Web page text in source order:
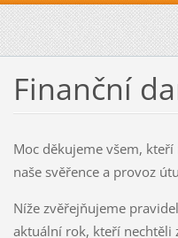
Finanční
Moc děkujeme všem,
naše svěřence a provoz
Níže zvěřejňujeme
aktuální rok, kteří nechtěli